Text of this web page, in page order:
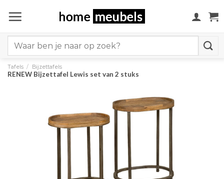
naar
for:
Tafels / Bijzettafels
RENEW Bijzettafel Lewis set van 2 stuks